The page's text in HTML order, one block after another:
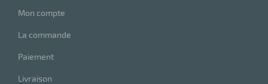
Mon compte
La commande
Paiement
Livraison